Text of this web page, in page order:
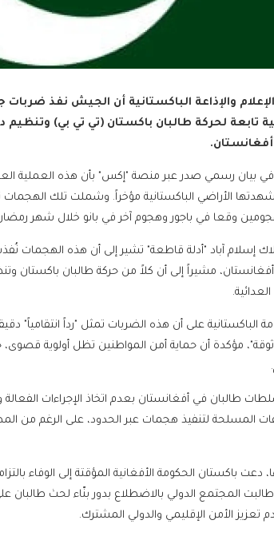
الإعلام والإذاعة الباكستانية أن الجيش نفذ
تابعة لحركة طالبان باكستان (تي تي بي)
في بيان رسمي صدر عبر منصة "إكس" بأن هذه العملية
شهدتها الأراضي الباكستانية مؤخراً. وشملت تلك
وقعا في باجور وهجوم آخر في بانو خلال شهر
إسلام آباد "أدلة قاطعة" تشير إلى أن هذه الهجمات
أفغانستان، مشيراً إلى أن كلاً من حركة طالبان
الباكستانية على أن هذه الضربات تمثل "رداً انتقامياً"
مؤكدة أن حماية أمن المواطنين تظل أولوية قصوى،
طالبان في أفغانستان بعدم اتخاذ الإجراءات
المسلحة لتنفيذ هجمات عبر الحدود، على الرغم من
دعت باكستان الحكومة الأفغانية المؤقتة إلى الوفاء
طالبت المجتمع الدولي بالاضطلاع بدور بنّاء لحث طالبان
تعزيز الأمن الإقليمي والدولي المشترك.